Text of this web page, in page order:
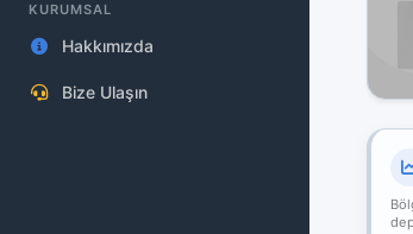
KURUMSAL
Hakkımızda
Bize Ulaşın